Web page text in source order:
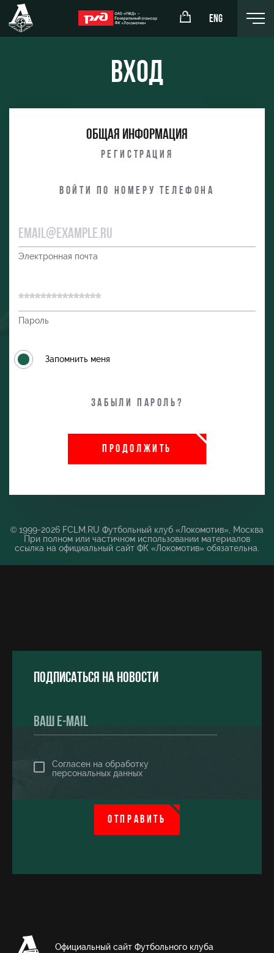
ENG
Организация мероприятий
Аренда площадей
Вход
Общая информация
Регистрация
Войти по номеру телефона
Электронная почта
Пароль
Запомнить меня
Забыли пароль?
ПРОДОЛЖИТЬ
© 1999-2026 FCLM.RU Футбольный клуб «Локомотив», Москва
При полном или частичном использовании материалов
ссылка на официальный сайт ФК «Локомотив» обязательна.
Подписаться на новости
Согласен на обработку
персональных данных
ОТПРАВИТЬ
Официальный сайт Футбольного клуба